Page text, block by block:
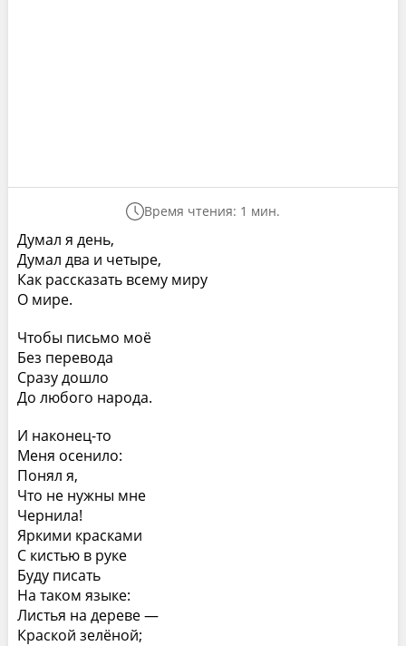
Время чтения: 1 мин.
Думал я день,
Думал два и четыре,
Как рассказать всему миру
О мире.
Чтобы письмо моё
Без перевода
Сразу дошло
До любого народа.
И наконец-то
Меня осенило:
Понял я,
Что не нужны мне
Чернила!
Яркими красками
С кистью в руке
Буду писать
На таком языке:
Листья на дереве —
Краской зелёной;